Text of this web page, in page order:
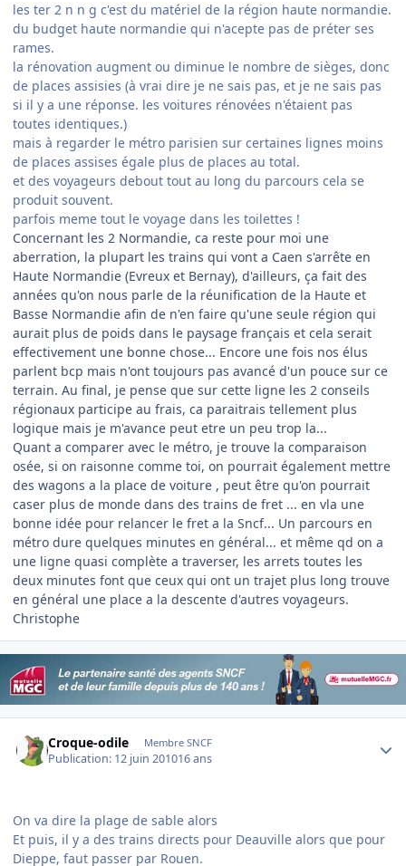
les ter 2 n n g c'est du matériel de la région haute normandie.
du budget haute normandie qui n'acepte pas de préter ses
rames.
la rénovation augment ou diminue le nombre de sièges, donc
de places assisies (à vrai dire je ne sais pas, et je ne sais pas
si il y a une réponse. les voitures rénovées n'étaient pas
toutes identiques.)
mais à regarder le métro parisien sur certaines lignes moins
de places assises égale plus de places au total.
et des voyageurs debout tout au long du parcours cela se
produit souvent.
parfois meme tout le voyage dans les toilettes !
Concernant les 2 Normandie, ca reste pour moi une
aberration, la plupart les trains qui vont a Caen s'arrête en
Haute Normandie (Evreux et Bernay), d'ailleurs, ça fait des
années qu'on nous parle de la réunification de la Haute et
Basse Normandie afin de n'en faire qu'une seule région qui
aurait plus de poids dans le paysage français et cela serait
effectivement une bonne chose... Encore une fois nos élus
parlent bcp mais n'ont toujours pas avancé d'un pouce sur ce
terrain. Au final, je pense que sur cette ligne les 2 conseils
régionaux participe au frais, ca paraitrais tellement plus
logique mais je m'avance peut etre un peu trop la...
Quant a comparer avec le métro, je trouve la comparaison
osée, si on raisonne comme toi, on pourrait également mettre
des wagons a la place de voiture , peut être qu'on pourrait
caser plus de monde dans des trains de fret ... en vla une
bonne idée pour relancer le fret a la Sncf... Un parcours en
métro dure quelques minutes en général... et même qd on a
une ligne quasi complète a traverser, les arrets toutes les
deux minutes font que ceux qui ont un trajet plus long trouve
en général une place a la descente d'autres voyageurs.
Christophe
Croque-odile Membre SNCF
Publication: 12 juin 201016 ans
On va dire la plage de sable alors
Et puis, il y a des trains directs pour Deauville alors que pour
Dieppe, faut passer par Rouen.